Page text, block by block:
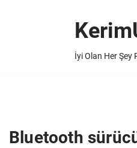
İyi Olan Her Şey
Bluetooth